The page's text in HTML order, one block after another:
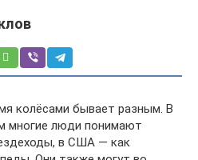
колёсами бывает разным. В
многие люди понимают
в США — как